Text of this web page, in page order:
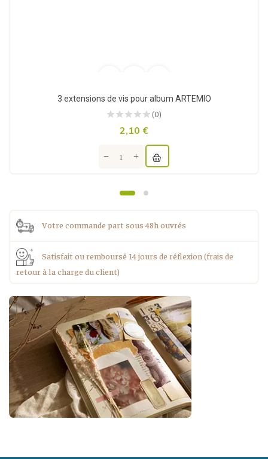
3 extensions de vis pour album ARTEMIO
(0)
2,10 €
Votre commande part sous 48h ouvrés
Satisfait ou remboursé 14 jours de réflexion (frais de
retour à la charge du client)